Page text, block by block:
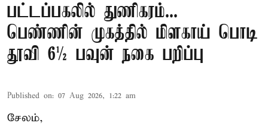
பட்டப்பகலில் துணிகரம்...
பெண்ணின் முகத்தில் மிளகாய் பொடி
தூவி 6½ பவுன் நகை பறிப்பு
Published on: 07 Aug 2026, 1:22 am
சேலம்,